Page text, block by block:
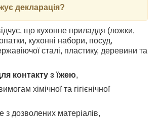
декларація?
що кухонне приладдя (ложки,
кухонні набори, посуд,
сталі, пластику, деревини та
контакту з їжею,
хімічної та гігієнічної
з дозволених матеріалів,